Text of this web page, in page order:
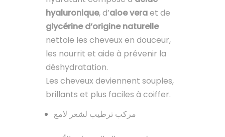
hyaluronique, d’aloe veraet de
glycérine d’origine naturelle
nettoie les cheveux en douceur,
les nourrit et aide à prévenir la
déshydratation.
Les cheveux deviennent souples,
brillants et plus faciles à coiffer.
مركب ترطيب لشعر لامع